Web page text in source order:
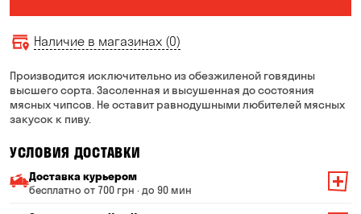
Наличие в магазинах (0)
Производится исключительно из обезжиленой говядины
высшего сорта. Засоленная и высушенная до состояния
мясных чипсов. Не оставит равнодушными любителей мясных
закусок к пиву.
УСЛОВИЯ ДОСТАВКИ
Доставка курьером
бесплатно от 700 грн · до 90 мин
Минимальная сумма всего заказа — 200 грн